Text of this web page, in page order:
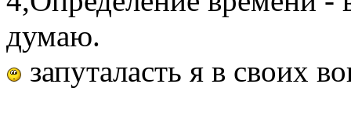
думаю.
запуталасть я в своих